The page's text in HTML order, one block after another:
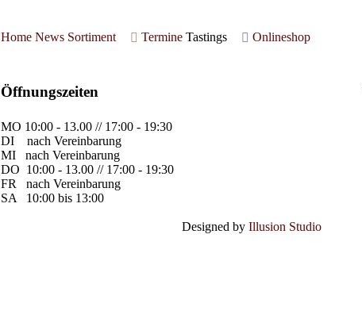
Home News Sortiment Termine Tastings Onlineshop
Öffnungszeiten
MO 10:00 - 13.00 // 17:00 - 19:30
DI
nach Vereinbarung
MI
nach Vereinbarung
DO 10:00 - 13.00 // 17:00 - 19:30
FR
nach Vereinbarung
SA
10:00 bis 13:00
Designed by Illusion Studio